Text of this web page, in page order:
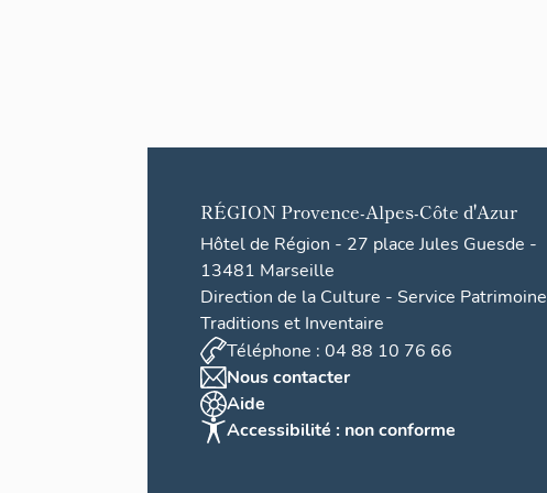
RÉGION Provence-Alpes-Côte d'Azur
Hôtel de Région - 27 place Jules Guesde -
13481 Marseille
Direction de la Culture - Service Patrimoine
Traditions et Inventaire
Téléphone : 04 88 10 76 66
Nous contacter
Aide
Accessibilité : non conforme